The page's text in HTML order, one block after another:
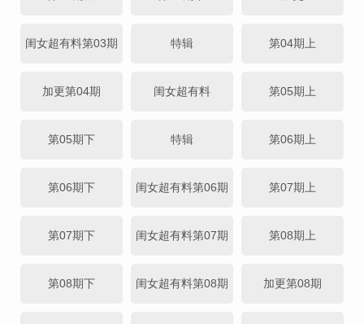
闺女超有料第03期 特辑 第04期上
加更第04期 闺女超有料 第05期上
第05期下 特辑 第06期上
第06期下 闺女超有料第06期 第07期上
第07期下 闺女超有料第07期 第08期上
第08期下 闺女超有料第08期 加更第08期